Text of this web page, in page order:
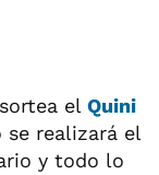
el Quini
se realizará el
y todo lo